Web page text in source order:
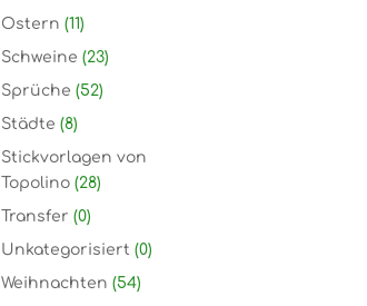
Ostern (11)
Schweine (23)
Sprüche (52)
Städte (8)
Stickvorlagen von
Topolino (28)
Transfer (0)
Unkategorisiert (0)
Weihnachten (54)